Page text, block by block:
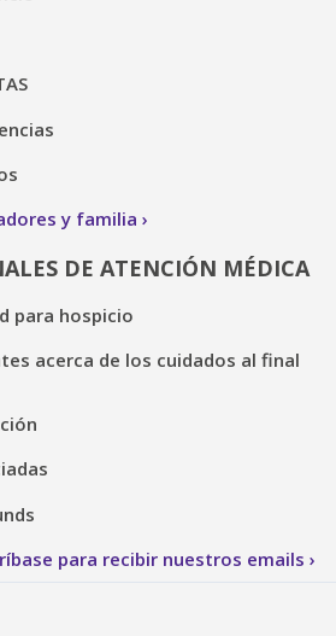
y familia
DE ATENCIÓN MÉDICA
para hospicio
acerca de los cuidados al final
para recibir nuestros emails